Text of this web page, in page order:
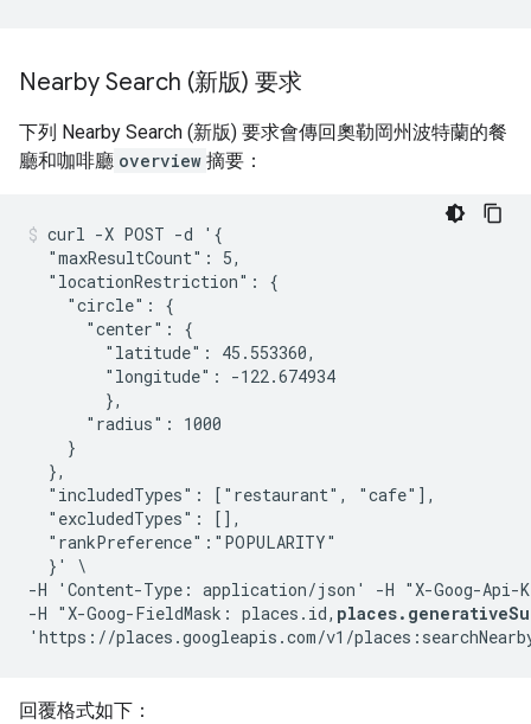
Nearby Search (新版) 要求
下列 Nearby Search (新版) 要求會傳回奧勒岡州波特蘭的餐
廳和咖啡廳 overview 摘要：
curl -X POST -d '{
  "maxResultCount": 5,
  "locationRestriction": {
    "circle": {
      "center": {
        "latitude": 45.553360,
        "longitude": -122.674934
        },
      "radius": 1000
    }
  },
  "includedTypes": ["restaurant", "cafe"],
  "excludedTypes": [],
  "rankPreference":"POPULARITY"
  }' \
-H 'Content-Type: application/json' -H "X-Goog-Api-
-H "X-Goog-FieldMask: places.id,
回覆格式如下：